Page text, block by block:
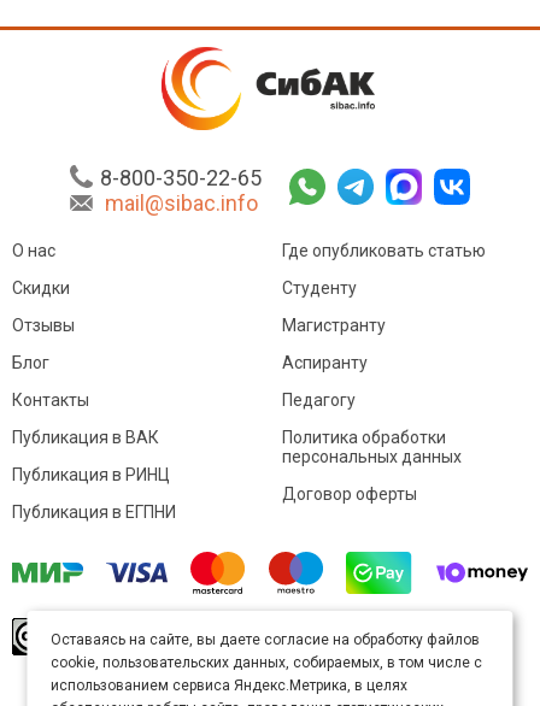
8-800-350-22-65
mail@sibac.info
О нас
Скидки
Отзывы
Блог
Контакты
Где опубликовать статью
Студенту
Магистранту
Аспиранту
Педагогу
Публикация в ВАК
Публикация в РИНЦ
Публикация в ЕГПНИ
Политика обработки
персональных данных
Договор оферты
произведение доступно полицензии Creative
Commons «Attribution» («Атрибуция») 4.0
Непортированная.
Оставаясь на сайте, вы даете согласие на обработку файлов
cookie, пользовательских данных, собираемых, в том числе с
использованием сервиса Яндекс.Метрика, в целях